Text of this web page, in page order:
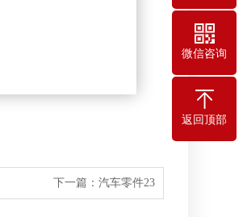
下一篇： 汽车零件23
微信咨询
返回顶部